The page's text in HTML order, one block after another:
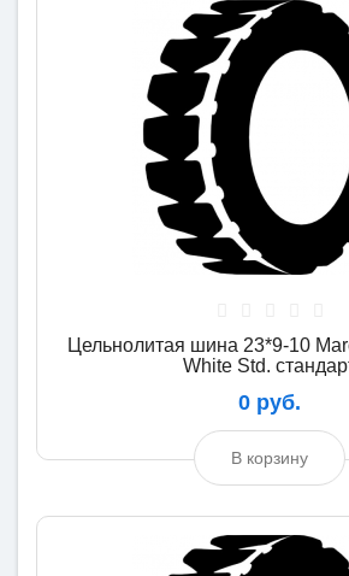
Цельнолитая шина 23*9-10
White Std.
0 руб.
В корзину